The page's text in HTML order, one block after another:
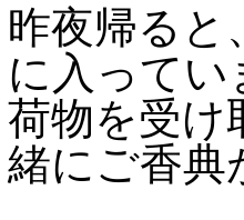
昨夜帰ると
に入ってい
荷物を受け
緒にご香典